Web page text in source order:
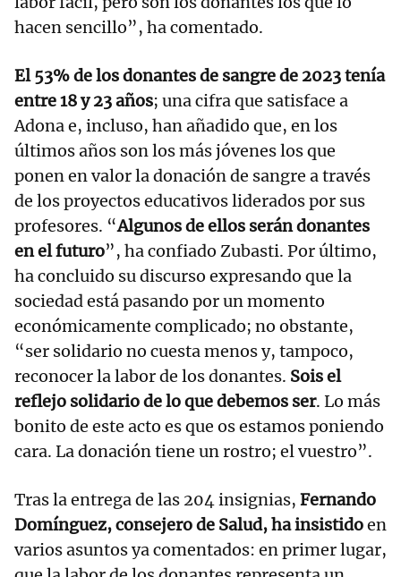
hacen sencillo”, ha comentado.
El 53% de los donantes de sangre de 2023 tenía
entre 18 y 23 años; una cifra que satisface a
Adona e, incluso, han añadido que, en los
últimos años son los más jóvenes los que
ponen en valor la donación de sangre a través
de los proyectos educativos liderados por sus
profesores. “Algunos de ellos serán donantes
en el futuro”, ha confiado Zubasti. Por último,
ha concluido su discurso expresando que la
sociedad está pasando por un momento
económicamente complicado; no obstante,
“ser solidario no cuesta menos y, tampoco,
reconocer la labor de los donantes. Sois el
reflejo solidario de lo que debemos ser. Lo más
bonito de este acto es que os estamos poniendo
cara. La donación tiene un rostro; el vuestro”.
Tras la entrega de las 204 insignias, Fernando
Domínguez, consejero de Salud, ha insistidoen
varios asuntos ya comentados: en primer lugar,